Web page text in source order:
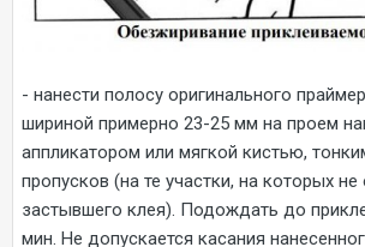
- нанести полосу оригинального
шириной примерно 23-25 мм на проем
аппликатором или мягкой кистью,
пропусков (на те участки, на которых не
застывшего клея). Подождать до
мин. Не допускается касания